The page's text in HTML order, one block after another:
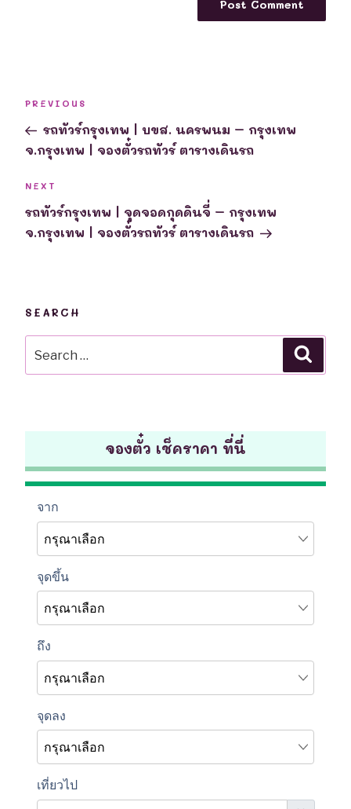
Previous
Post
PREVIOUS
รถทัวร์กรุงเทพ | บขส. นครพนม – กรุงเทพ
จ.กรุงเทพ | จองตั๋วรถทัวร์ ตารางเดินรถ
Next
Post
NEXT
รถทัวร์กรุงเทพ | จุดจอดกุดดินจี่ – กรุงเทพ
จ.กรุงเทพ | จองตั๋วรถทัวร์ ตารางเดินรถ
SEARCH
for:
จองตั๋ว เช็คราคา ที่นี่